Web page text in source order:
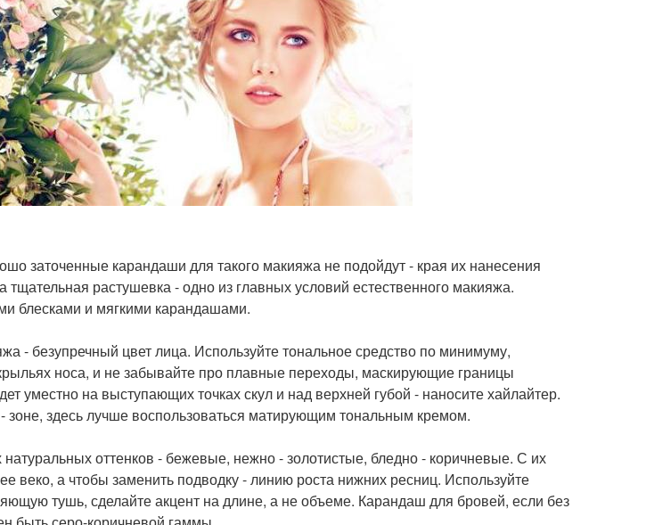
заточенные карандаши для такого макияжа не подойдут - края их нанесения
растушевка - одно из главных условий естественного макияжа.
блесками и мягкими карандашами.
- безупречный цвет лица. Используйте тональное средство по минимуму,
носа, и не забывайте про плавные переходы, маскирующие границы
уместно на выступающих точках скул и над верхней губой - наносите хайлайтер.
зоне, здесь лучше воспользоваться матирующим тональным кремом.
оттенков - бежевые, нежно - золотистые, бледно - коричневые. С их
веко, а чтобы заменить подводку - линию роста нижних ресниц. Используйте
тушь, сделайте акцент на длине, а не объеме. Карандаш для бровей, если без